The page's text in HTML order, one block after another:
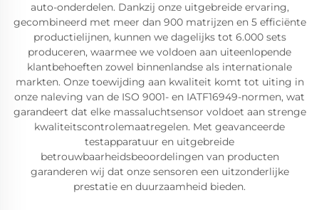
auto-onderdelen. Dankzij onze uitgebreide ervaring,
gecombineerd met meer dan 900 matrijzen en 5 efficiënte
productielijnen, kunnen we dagelijks tot 6.000 sets
produceren, waarmee we voldoen aan uiteenlopende
klantbehoeften zowel binnenlandse als internationale
markten. Onze toewijding aan kwaliteit komt tot uiting in
onze naleving van de ISO 9001- en IATF16949-normen, wat
garandeert dat elke massaluchtsensor voldoet aan strenge
kwaliteitscontrolemaatregelen. Met geavanceerde
testapparatuur en uitgebreide
betrouwbaarheidsbeoordelingen van producten
garanderen wij dat onze sensoren een uitzonderlijke
prestatie en duurzaamheid bieden.